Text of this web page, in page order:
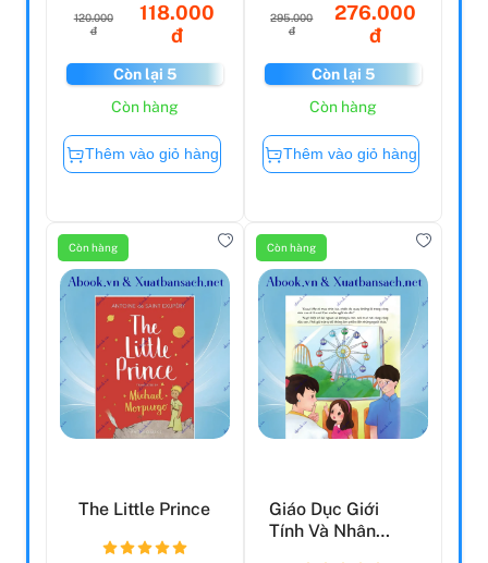
120.000
đ
118.000
đ
Còn lại 5
Còn hàng
Thêm vào giỏ hàng
295.000
đ
276.000
đ
Còn lại 5
Còn hàng
Thêm vào giỏ hàng
Còn hàng
The Little Prince
Còn hàng
Giáo Dục Giới
Tính Và Nhân